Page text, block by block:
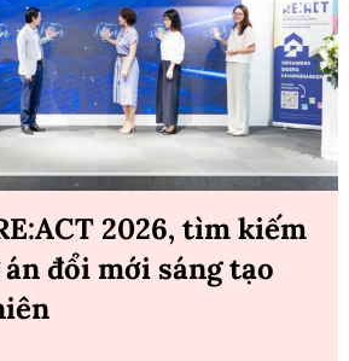
2026, tìm kiếm
đổi mới sáng tạo